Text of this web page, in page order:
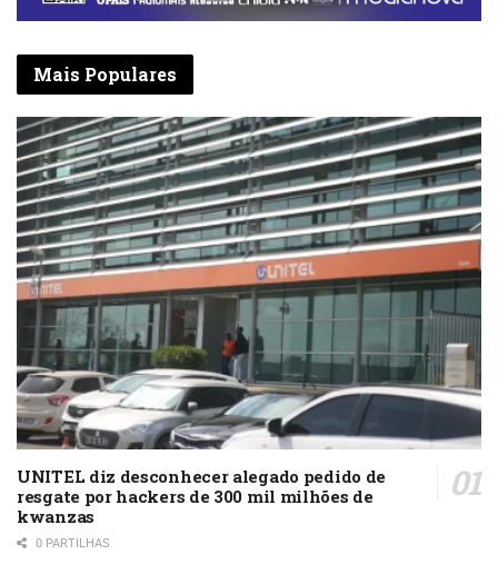
Mais Populares
UNITEL diz desconhecer alegado pedido de
resgate por hackers de 300 mil milhões de
kwanzas
0 PARTILHAS